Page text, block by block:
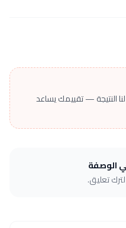
النتيجة — تقييمك يساعد
الوصفة
لترك تعليق.